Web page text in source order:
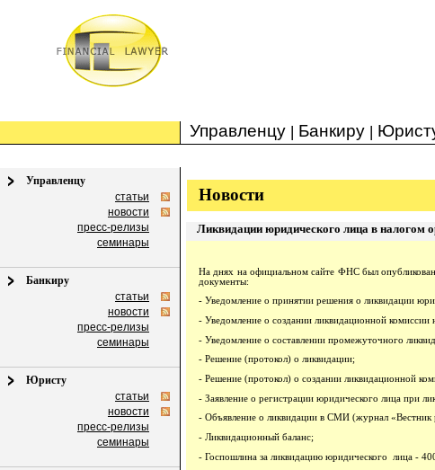
Управленцу | Банкиру |
Управленцу
статьи
новости
пресс-релизы
семинары
Банкиру
статьи
новости
пресс-релизы
семинары
Юристу
статьи
новости
пресс-релизы
семинары
Новости
Ликвидации юридического лица в налогом
На днях на официальном сайте ФНС был
документы:
- Уведомление о принятии решения о ликвидации
- Уведомление о создании ликвидационной
- Уведомление о составлении промежуточного
- Решение (протокол) о ликвидации;
- Решение (протокол) о создании ликвидационной
- Заявление о регистрации юридического лица при
- Объявление о ликвидации в СМИ (журнал «Вестник
- Ликвидационный баланс;
- Госпошлина за ликвидацию юридического лица -